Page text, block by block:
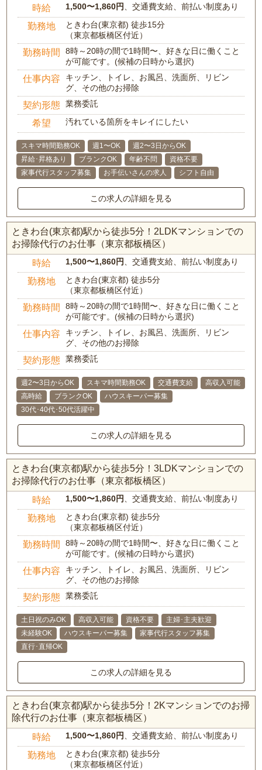
時給 1,500〜1,860円、交通費支給、前払い制度あり
勤務地
ときわ台(東京都) 徒歩15分
（東京都板橋区付近）
勤務時間
8時～20時の間で1時間〜、好きな日に働くこと
が可能です。(候補の日時から選択)
仕事内容
キッチン、トイレ、お風呂、洗面所、リビン
グ、その他のお掃除
契約形態 業務委託
希望 汚れている箇所をキレイにしたい
スキマ時間勤務OK 週1〜OK
週2〜3日からOK
昇給･昇格あり
ブランクOK 年齢不問
資格不要
家事代行スタッフ募集
お手伝いさんの求人 シフト自由
この求人の詳細を見る
ときわ台(東京都)駅から徒歩5分！2LDKマンションでの
お掃除代行のお仕事（東京都板橋区）
時給 1,500〜1,860円、交通費支給、前払い制度あり
勤務地
ときわ台(東京都) 徒歩5分
（東京都板橋区付近）
勤務時間
8時～20時の間で1時間〜、好きな日に働くこと
が可能です。(候補の日時から選択)
仕事内容
キッチン、トイレ、お風呂、洗面所、リビン
グ、その他のお掃除
契約形態 業務委託
週2〜3日からOK スキマ時間勤務OK 交通費支給
高収入可能
高時給
ブランクOK
ハウスキーパー募集
30代･40代･50代活躍中
この求人の詳細を見る
ときわ台(東京都)駅から徒歩5分！3LDKマンションでの
お掃除代行のお仕事（東京都板橋区）
時給 1,500〜1,860円、交通費支給、前払い制度あり
勤務地
ときわ台(東京都) 徒歩5分
（東京都板橋区付近）
勤務時間
8時～20時の間で1時間〜、好きな日に働くこと
が可能です。(候補の日時から選択)
仕事内容
キッチン、トイレ、お風呂、洗面所、リビン
グ、その他のお掃除
契約形態 業務委託
土日祝のみOK 高収入可能 資格不要
主婦･主夫歓迎
未経験OK
ハウスキーパー募集
家事代行スタッフ募集
直行･直帰OK
この求人の詳細を見る
ときわ台(東京都)駅から徒歩5分！2Kマンションでのお掃
除代行のお仕事（東京都板橋区）
時給 1,500〜1,860円、交通費支給、前払い制度あり
勤務地
ときわ台(東京都) 徒歩5分
（東京都板橋区付近）